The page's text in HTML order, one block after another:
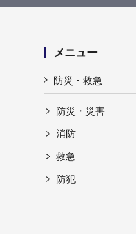
メニュー
防災・救急
防災・災害
消防
救急
防犯